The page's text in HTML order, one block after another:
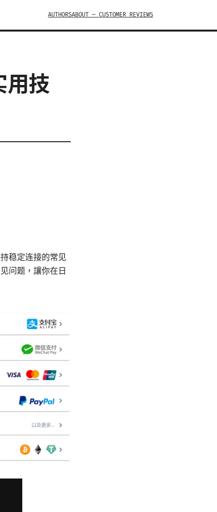
AUTHORSABOUT — CUSTOMER REVIEWS
用技
稳定连接的常见
问题，讓你在日